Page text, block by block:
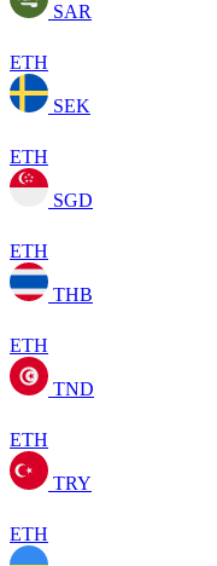
SAR
ETH
SEK
ETH
SGD
ETH
THB
ETH
TND
ETH
TRY
ETH